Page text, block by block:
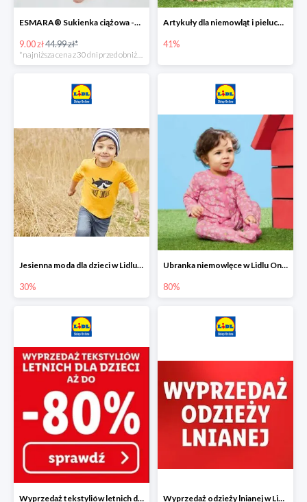
ESMARA® Sukienka ciążowa -79%
9.00 zł44.99 zł*
Artykuły dla niemowląt i pieluchy w Lidlu Online do -41%
41%
Jesienna moda dla dzieci w Lidlu Online do -30%
30%
Ubranka niemowlęce w Lidlu Online do -80%
80%
Wyprzedaż tekstyliów letnich dla dzieci w Lidlu Online do -80% Wyprzedaż odzieży lnianej w Lidlu Online do -50%